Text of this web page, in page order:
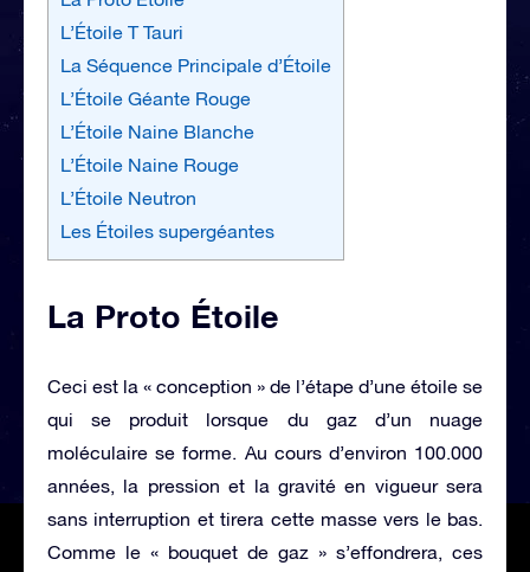
L’Étoile T Tauri
La Séquence Principale d’Étoile
L’Étoile Géante Rouge
L’Étoile Naine Blanche
L’Étoile Naine Rouge
L’Étoile Neutron
Les Étoiles supergéantes
La Proto Étoile
Ceci est la « conception » de l’étape d’une étoile se
qui se produit lorsque du gaz d’un nuage
moléculaire se forme. Au cours d’environ 100.000
années, la pression et la gravité en vigueur sera
sans interruption et tirera cette masse vers le bas.
Comme le « bouquet de gaz » s’effondrera, ces